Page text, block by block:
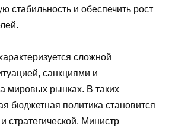
стабильность и обеспечить рост
сложной
санкциями и
мировых рынках. В таких
бюджетная политика становится
стратегической. Министр